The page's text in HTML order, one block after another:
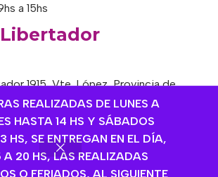
REALIZADAS DE LUNES A
HASTA 14 HS Y SÁBADOS
HS, SE ENTREGAN EN EL DÍA,
A 20 HS, LAS REALIZADAS
O FERIADOS, AL SIGUIENTE
a 15hs
1915, Vte. López, Provincia de
de 9hs a 13hs / 16hs a 20hs
a 15hs